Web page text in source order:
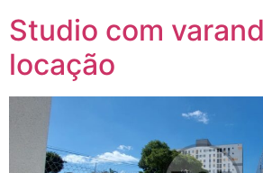
Studio com
locação